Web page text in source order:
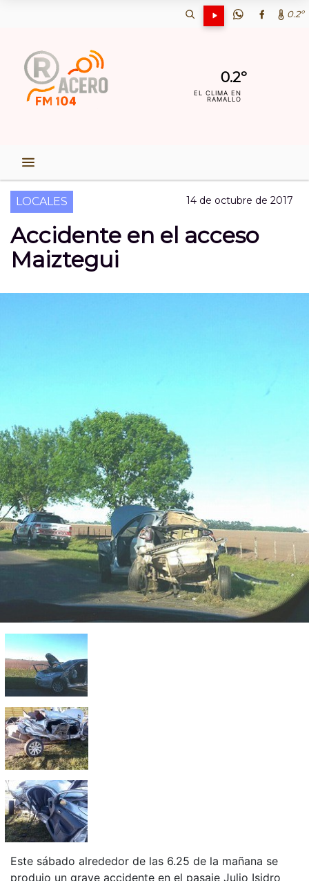
0.2º
0.2º
EL CLIMA EN
RAMALLO
LOCALES 14 de octubre de 2017
Accidente en el acceso
Maiztegui
Este sábado alrededor de las 6.25 de la mañana se
produjo un grave accidente en el pasaje Julio Isidro